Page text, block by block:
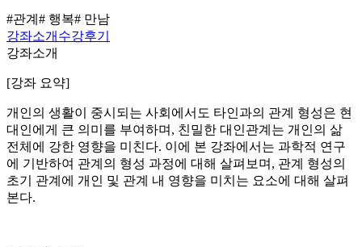
#관계 # 행복# 만남
강좌소개 수강후기
강좌소개
[강좌 요약]
개인의 생활이 중시되는 사회에서도 타인과의 관계 형성은 현
대인에게 큰 의미를 부여하며, 친밀한 대인관계는 개인의 삶
전체에 강한 영향을 미친다. 이에 본 강좌에서는 과학적 연구
에 기반하여 관계의 형성 과정에 대해 살펴보며, 관계 형성의
초기 관계에 개인 및 관계 내 영향을 미치는 요소에 대해 살펴
본다.